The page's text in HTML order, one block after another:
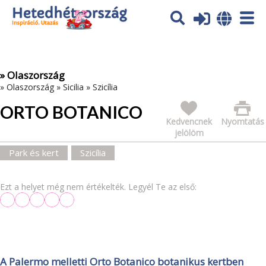
Az oldal sütiket (cookies) használ. További tájékoztatás itt:
Adatvédelmi tájékoztató
» Olaszország
» Olaszország » Sicilia » Szicília
ORTO BOTANICO Nyomtatás
Kedvencnek
jelölöm
Park és kert Szicília
Ezt a helyet még nem értékelték. Legyél Te az első:
A Palermo melletti Orto Botanico botanikus kertben